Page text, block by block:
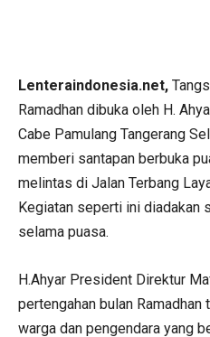
Lenteraindonesia.net,
Ramadhan dibuka oleh H.
Cabe Pamulang Tangerang
memberi santapan berbuka
melintas di Jalan Terbang
Kegiatan seperti ini diadakan
selama puasa.
H.Ahyar President Direktur
pertengahan bulan Ramadhan
warga dan pengendara yang